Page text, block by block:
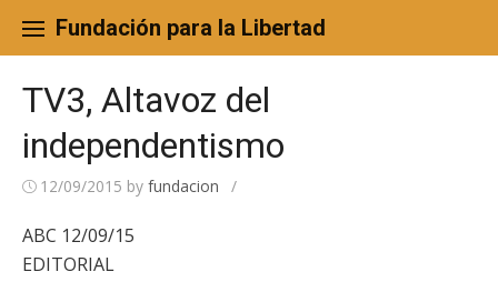
content
Fundación para la Libertad
TV3, Altavoz del
independentismo
12/09/2015 by fundacion /
ABC 12/09/15
EDITORIAL